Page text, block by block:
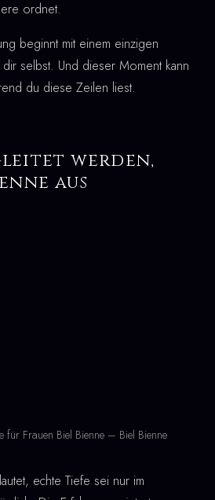
ordnet.
beginnt mit einem einzigen
selbst. Und dieser Moment kann
du diese Zeilen liest.
werden,
aus
für Frauen Biel Bienne – Biel Bienne
echte Tiefe sei nur im